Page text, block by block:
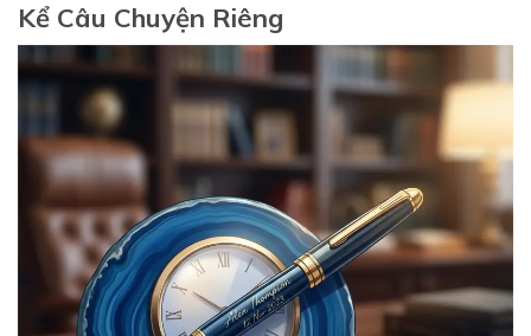
Kể Câu Chuyện Riêng